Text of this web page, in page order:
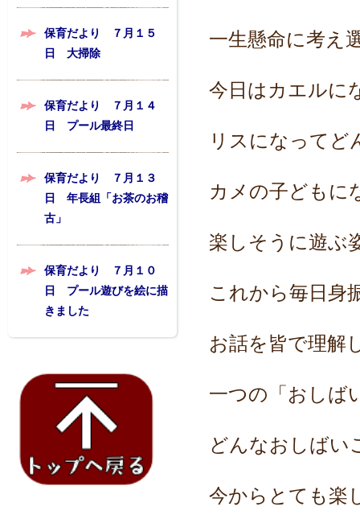
保育だより ７月１５
日 大掃除
保育だより ７月１４
日 プール最終日
保育だより ７月１３
日 年長組「お茶のお稽
古」
保育だより ７月１０
日 プール遊びを絵に描
きました
一生懸命に考え
今日はカエルに
リスになってど
カメの子ども
楽しそうに遊ぶ
これから毎日身
お話を皆で理解
一つの「おしば
どんなおしばい
今からとても楽